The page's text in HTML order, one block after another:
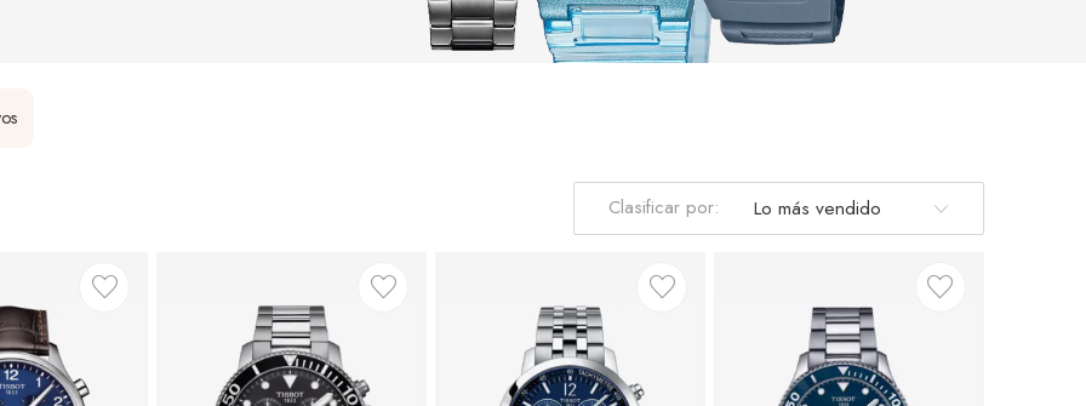
Clasificar por: